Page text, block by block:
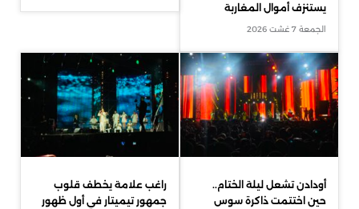
يستنزف أموال المغاربة
الجمعة 7 غشت 2026
أودادن تشعل ليلة الختام..
حين اختتمت ذاكرة سوس
راغب علامة يخطف قلوب
جمهور تيميتار في أول ظهور